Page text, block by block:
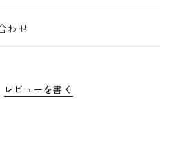
わせ
レビューを書く